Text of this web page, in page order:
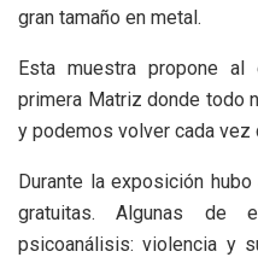
gran tamaño en metal.
Esta muestra propone
primera Matriz donde todo
y podemos volver cada vez
Durante la exposición
gratuitas. Algunas de
psicoanálisis: violencia y